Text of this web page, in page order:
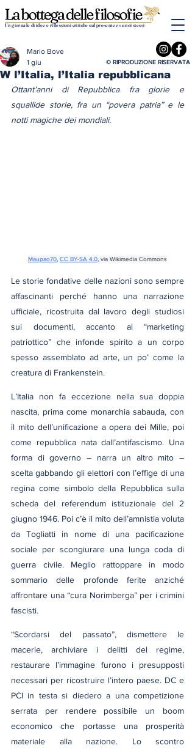
Un giornale di idee e riflessioni critiche sul presente e su noi stessi
W l’Italia, l’Italia repubblicana
Mario Bove
1 giu
Ottant’anni di Repubblica fra glorie e
squallide storie, fra un “povera patria” e le
notti magiche dei mondiali.
Maupao70 CC BY-SA 4.0 , via Wikimedia Commons
Le storie fondative delle nazioni sono sempre
affascinanti perché hanno una narrazione
ufficiale, ricostruita dal lavoro degli studiosi
sui documenti, accanto al “marketing
patriottico” che infonde spirito a un corpo
spesso assemblato ad arte, un po’ come la
creatura di Frankenstein.
L’Italia non fa eccezione nella sua doppia
nascita, prima come monarchia sabauda, con
il mito dell’unificazione a opera dei Mille, poi
come repubblica nata dall’antifascismo. Una
forma di governo – narra un altro mito –
scelta gabbando gli elettori con l’effige di una
regina come simbolo della Repubblica sulla
scheda del referendum istituzionale del 2
giugno 1946. Poi c’è il mito dell’amnistia voluta
da Togliatti in nome di una pacificazione
sociale per scongiurare una lunga coda di
guerra civile. Meglio rattoppare in modo
sommario delle profonde ferite anziché
affrontare una “cura Norimberga” per i crimini
fascisti.
“Scordarsi del passato”, dismettere le
macerie, archiviare i delitti del regime,
restaurare l’immagine furono i presupposti
necessari per ricostruire l’intero paese. DC e
PCI in testa si diedero a una competizione
serrata per rendere possibile un boom
economico che portasse una prosperità
materiale alla nazione. Lo scontro
© RIPRODUZIONE RISERVATA